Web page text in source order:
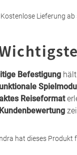
Kostenlose Lieferung ab
Befestigung
Reiseformat
hat dieses Produkt